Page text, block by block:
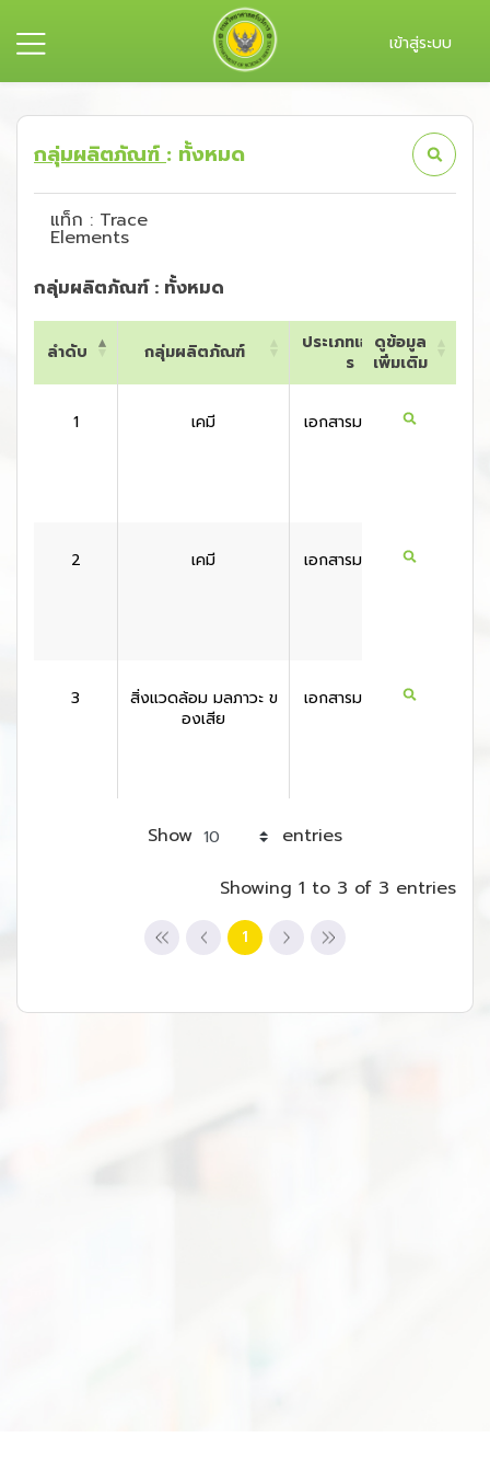
เข้าสู่ระบบ
กลุ่มผลิตภัณฑ์ : ทั้งหมด
แท็ก : Trace
Elements
กลุ่มผลิตภัณฑ์ : ทั้งหมด
ลำดับ กลุ่มผลิตภัณฑ์
ประเภทเอกสา
ร
ดูข้อมูล
เพิ่มเติม
ร
เพิ่มเติม
1 เคมี เอกสารมาตรฐาน
2 เคมี เอกสารมาตรฐาน
3
สิ่งแวดล้อม มลภาวะ ข
องเสีย
เอกสารมาตรฐาน
Show
entries
Showing 1 to 3 of 3 entries
1